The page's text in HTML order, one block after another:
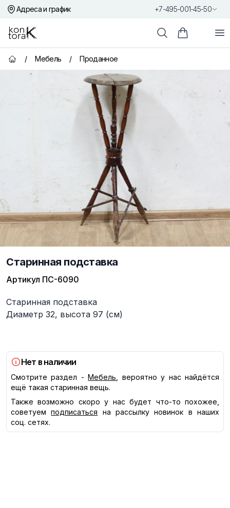
Адреса и график +7-495-001-45-50
Контора К
ПоискКорзина
Главная страница
/ Мебель / Проданное
Старинная подставка
Артикул ПС-6090
Описание
Старинная подставка
Диаметр 32, высота 97 (см)
Нет в наличии
Смотрите раздел - Мебель , вероятно у нас найдётся
ещё такая старинная вещь.
Также возможно скоро у нас будет что-то похожее,
советуем
подписаться
на рассылку новинок в наших
соц. сетях.